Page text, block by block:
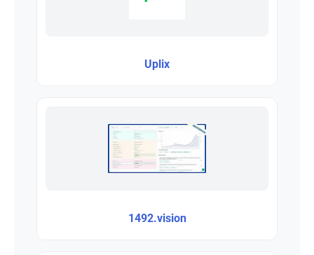
Uplix
1492.vision